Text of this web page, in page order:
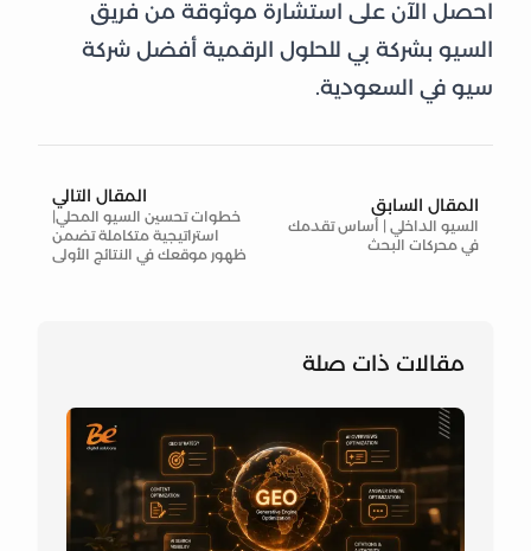
احصل الآن على استشارة موثوقة من فريق
السيو بشركة بي للحلول الرقمية أفضل شركة
سيو في السعودية.
المقال السابق
السيو الداخلي | أساس تقدمك
في محركات البحث
المقال التالي
خطوات تحسين السيو المحلي|
استراتيجية متكاملة تضمن
ظهور موقعك في النتائج الأولى
مقالات ذات صلة